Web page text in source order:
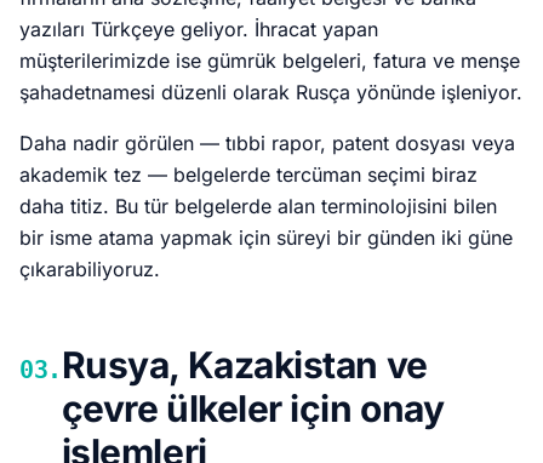
yazıları Türkçeye geliyor. İhracat yapan
müşterilerimizde ise gümrük belgeleri, fatura ve menşe
şahadetnamesi düzenli olarak Rusça yönünde işleniyor.
Daha nadir görülen — tıbbi rapor, patent dosyası veya
akademik tez — belgelerde tercüman seçimi biraz
daha titiz. Bu tür belgelerde alan terminolojisini bilen
bir isme atama yapmak için süreyi bir günden iki güne
çıkarabiliyoruz.
03. Rusya, Kazakistan ve
çevre ülkeler için onay
işlemleri